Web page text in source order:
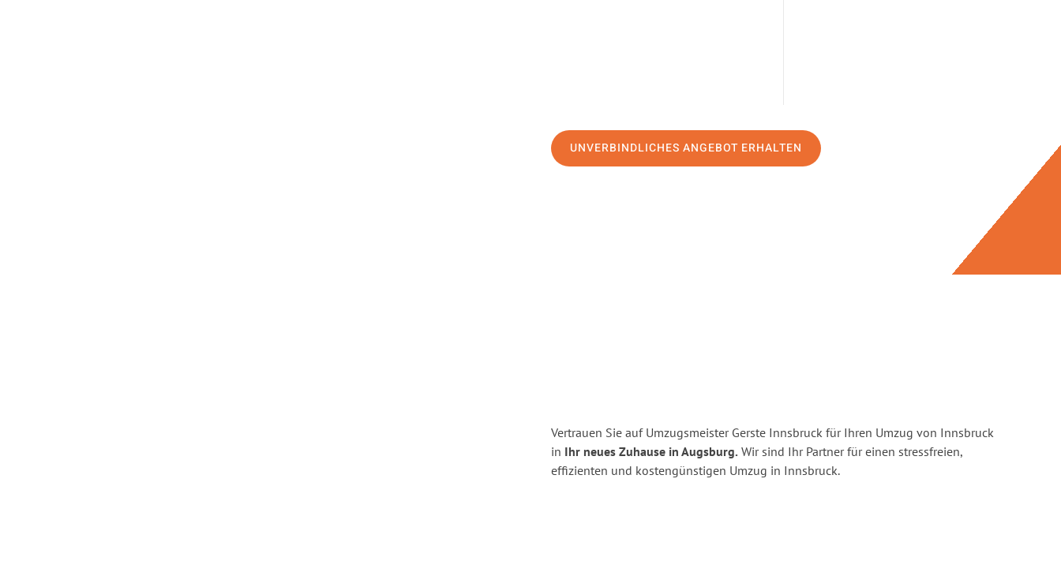
UNVERBINDLICHES ANGEBOT ERHALTEN
Vertrauen Sie auf Umzugsmeister Gerste Innsbruck für Ihren Umzug von Innsbruck
in Ihr neues Zuhause in Augsburg. Wir sind Ihr Partner für einen stressfreien,
effizienten und kostengünstigen Umzug in Innsbruck.